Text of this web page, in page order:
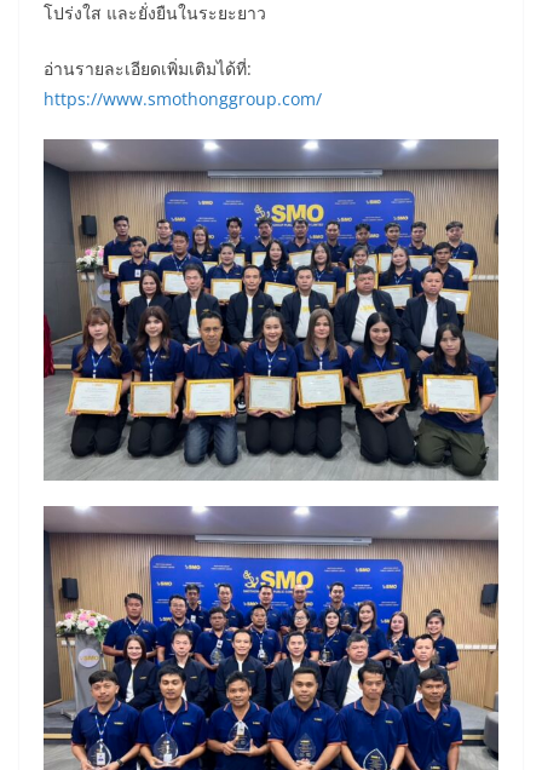
โปร่งใส และยั่งยืนในระยะยาว
อ่านรายละเอียดเพิ่มเติมได้ที่:
https://www.smothonggroup.com/